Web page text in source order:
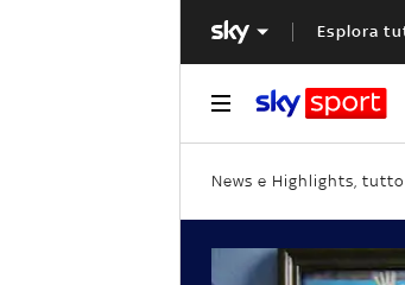
Esplora
News e Highlights,